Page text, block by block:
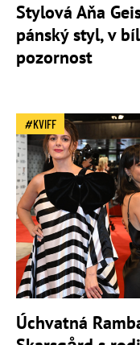
Stylová Aňa
pánský styl, v
pozornost
KVIFF
Úchvatná